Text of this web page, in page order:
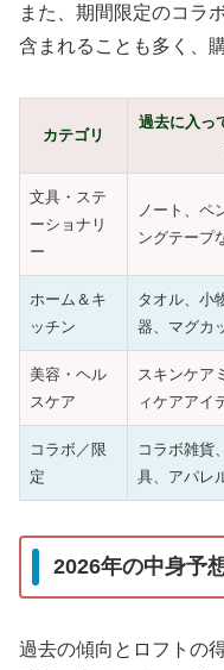
また、期間限定のコラ
含まれることも多く、
カテゴリ
過去に入っ
文具・ステ
ーショナリ
ー
ノート、ペ
ングテープ
ホーム＆キ
ッチン
タオル、小
器、マグカ
美容・ヘル
スケア
スキンケア
ィケアアイ
コラボ／限
定
コラボ雑貨
具、アパレ
2026年の中身予
過去の傾向とロフトの